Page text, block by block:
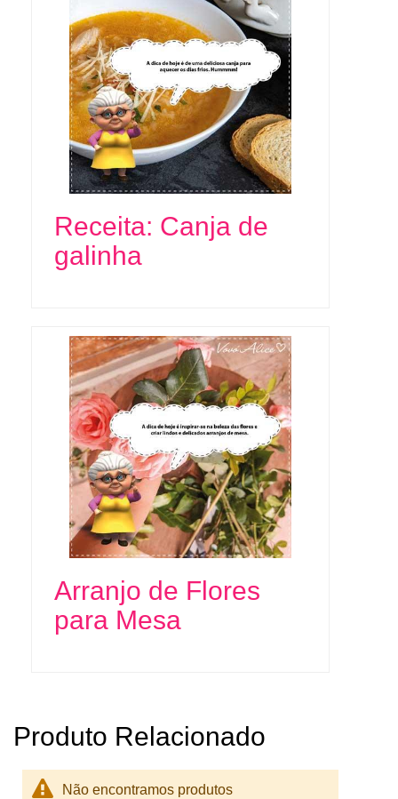
Receita: Canja de
galinha
Arranjo de Flores
para Mesa
Produto Relacionado
Não encontramos produtos